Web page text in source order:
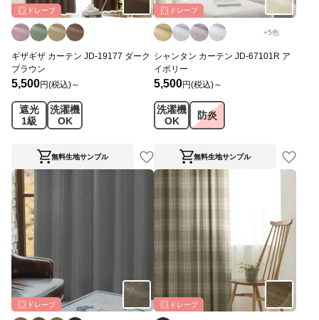
ドレープ
ギザギザ カーテン JD-19177 ダーク
ブラウン
5,500円(税込)～
遮光
1級
洗濯機
OK
無料生地サンプル
ドレープ
+5色
シャンタン カーテン JD-67101R ア
イボリー
5,500円(税込)～
洗濯機
OK
防炎
無料生地サンプル
ドレープ ドレープ